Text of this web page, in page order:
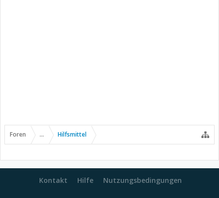
Foren ... Hilfsmittel
Kontakt Hilfe Nutzungsbedingungen